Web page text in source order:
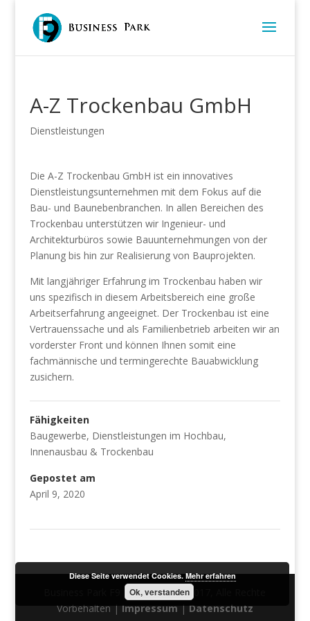
A-Z Trockenbau GmbH
Dienstleistungen
Die A-Z Trockenbau GmbH ist ein innovatives
Dienstleistungsunternehmen mit dem Fokus auf die
Bau- und Baunebenbranchen. In allen Bereichen des
Trockenbau unterstützen wir Ingenieur- und
Architekturbüros sowie Bauunternehmungen von der
Planung bis hin zur Realisierung von Bauprojekten.
Mit langjähriger Erfahrung im Trockenbau haben wir
uns spezifisch in diesem Arbeitsbereich eine große
Arbeitserfahrung angeeignet. Der Trockenbau ist eine
Vertrauenssache und als Familienbetrieb arbeiten wir an
vorderster Front und können Ihnen somit eine
fachmännische und termingerechte Bauabwicklung
zusichern.
Fähigkeiten
Baugewerbe, Dienstleistungen im Hochbau,
Innenausbau & Trockenbau
Gepostet am
April 9, 2020
Business Park F9 | © Copyright 2017, Alle Rechte
Vorbehalten | Impressum | Datenschutz
Diese Seite verwendet Cookies.Mehr erfahren
Ok, verstanden